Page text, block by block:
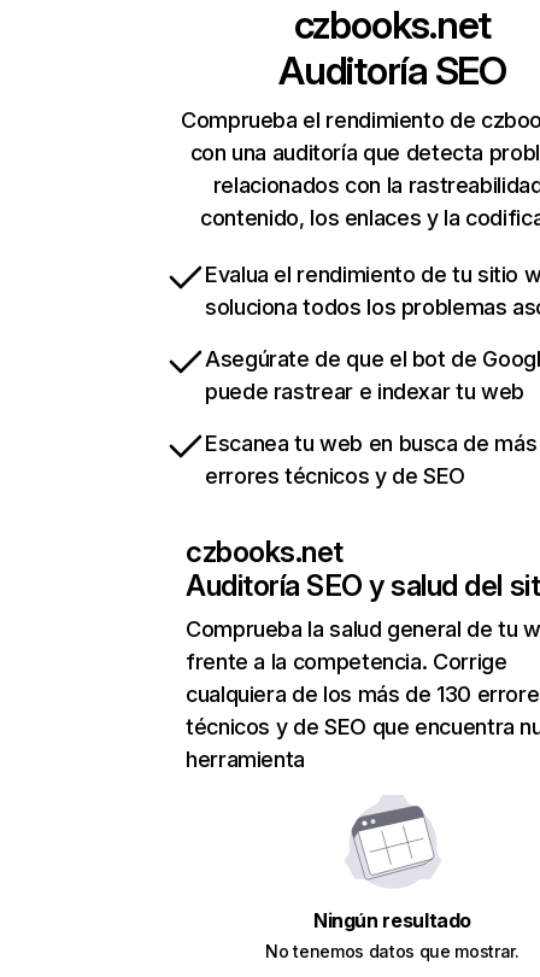
czbooks.net
Auditoría SEO
Comprueba el rendimiento de
con una auditoría que detecta
relacionados con la
contenido, los enlaces y la
Evalua el rendimiento de tu sitio
soluciona todos los problemas
Asegúrate de que el bot de
puede rastrear e indexar tu web
Escanea tu web en busca de
errores técnicos y de SEO
czbooks.net
Auditoría SEO y salud del
Comprueba la salud general de tu
frente a la competencia. Corrige
cualquiera de los más de 130
técnicos y de SEO que encuentra
herramienta
Ningún resultado
No tenemos datos que mostrar.